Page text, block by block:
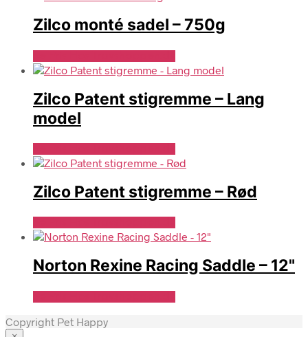
Zilco monté sadel – 750g
Zilco Patent stigremme – Lang
model
Zilco Patent stigremme – Rød
Norton Rexine Racing Saddle – 12"
Copyright Pet Happy